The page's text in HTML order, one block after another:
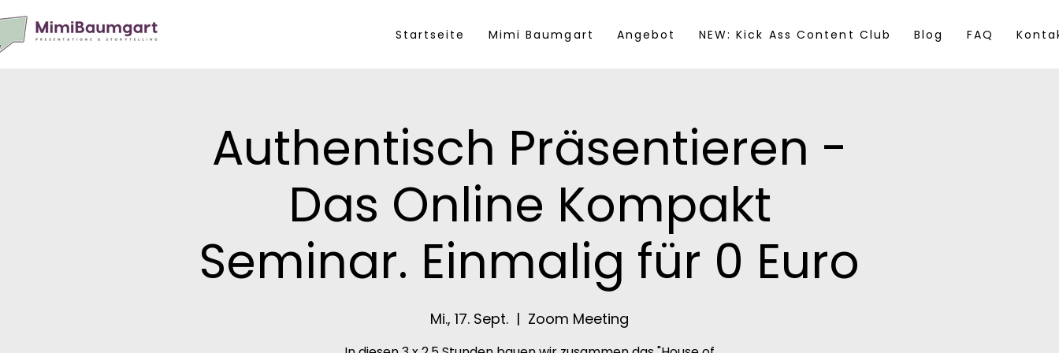
Startseite Mimi Baumgart Angebot NEW: Kick Ass Content Club Blog FAQ
Authentisch Präsentieren -
Das Online Kompakt
Seminar. Einmalig für 0 Euro
Mi., 17. Sept.
  |
Zoom Meeting